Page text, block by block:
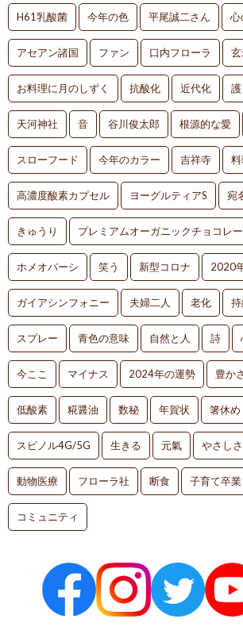
H61乳酸菌 今年の色 平尾誠二さん 心
アセアン諸国 ファン 口内フローラ
お料理に月のしずく 抗酸化 近代化
天河神社 音 谷川俊太郎 根源的な愛
スローフード 今年のカラー 吉祥寺
高濃度酸素カプセル ヨーグルティアS 宛
きゅうり プレミアムオーガニックチョコレー
ホメオパーシ 笑う 新型コロナ 2020
ガイアシンフォニー 夫婦二人 老化
スプレー 青色の意味 自然と人 詩
今ここ マイナス 2024年の運勢 豊か
低酸素 糀醤油 数秘 年賀状 箸休め
スピノル4G/5G 生きる 元氣 やさしさ
動物医療 フローラ社 断食 子育て卒業
コミュニティ